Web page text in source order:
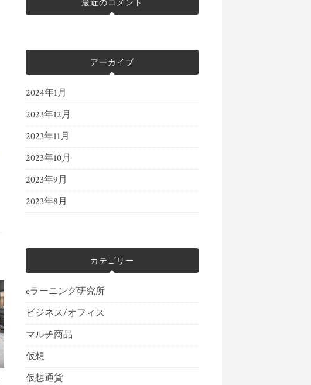
最近のコメント
アーカイブ
2024年1月
2023年12月
2023年11月
2023年10月
2023年9月
2023年8月
カテゴリー
eラーニング研究所
ビジネス/オフィス
マルチ商品
仮想
仮想通貨